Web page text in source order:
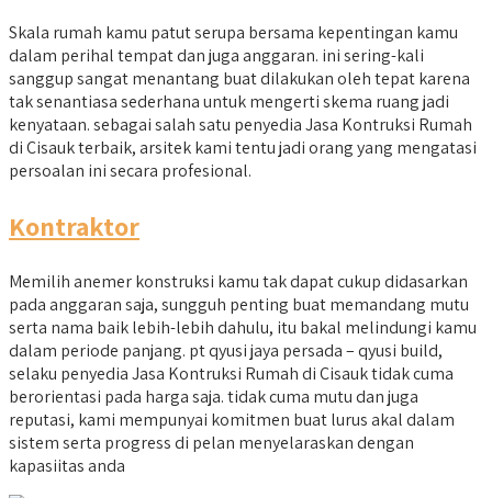
Skala rumah kamu patut serupa bersama kepentingan kamu
dalam perihal tempat dan juga anggaran. ini sering-kali
sanggup sangat menantang buat dilakukan oleh tepat karena
tak senantiasa sederhana untuk mengerti skema ruang jadi
kenyataan. sebagai salah satu penyedia Jasa Kontruksi Rumah
di Cisauk terbaik, arsitek kami tentu jadi orang yang mengatasi
persoalan ini secara profesional.
Kontraktor
Memilih anemer konstruksi kamu tak dapat cukup didasarkan
pada anggaran saja, sungguh penting buat memandang mutu
serta nama baik lebih-lebih dahulu, itu bakal melindungi kamu
dalam periode panjang. pt qyusi jaya persada – qyusi build,
selaku penyedia Jasa Kontruksi Rumah di Cisauk tidak cuma
berorientasi pada harga saja. tidak cuma mutu dan juga
reputasi, kami mempunyai komitmen buat lurus akal dalam
sistem serta progress di pelan menyelaraskan dengan
kapasiitas anda